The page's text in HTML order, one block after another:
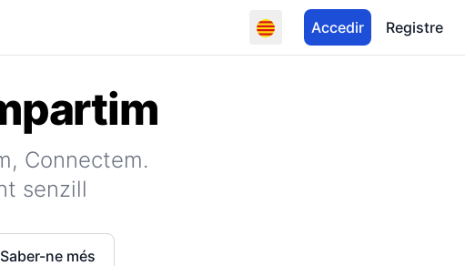
Accedir Registre
Connectem.
senzill
Saber-ne més